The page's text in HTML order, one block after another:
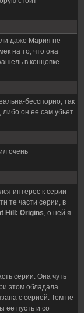
даже Мария не
на то, что она
в концовке
бесспорно, так
либо он ее сам убьет
очень
интерес к серии
те части серии, в
Hill: Origins, о ней я
серии. Она чуть
этом обладала
с серией. Тем не
ее пусть и со